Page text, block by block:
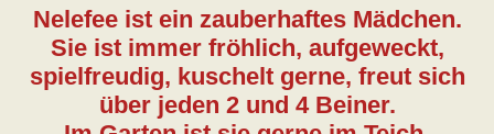
Nelefee ist ein zauberhaftes Mädchen.
Sie ist immer fröhlich, aufgeweckt,
spielfreudig, kuschelt gerne, freut sich
über jeden 2 und 4 Beiner.